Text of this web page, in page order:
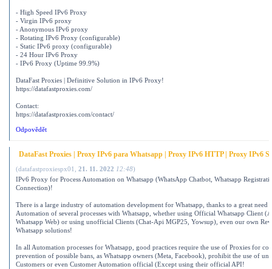
- High Speed ​​IPv6 Proxy
- Virgin IPv6 proxy
- Anonymous IPv6 proxy
- Rotating IPv6 Proxy (configurable)
- Static IPv6 proxy (configurable)
- 24 Hour IPv6 Proxy
- IPv6 Proxy (Uptime 99.9%)
DataFast Proxies | Definitive Solution in IPv6 Proxy!
https://datafastproxies.com/
Contact:
https://datafastproxies.com/contact/
Odpovědět
DataFast Proxies | Proxy IPv6 para Whatsapp | Proxy IPv6 HTTP | Proxy IPv6
(datafastproxiespx01 21. 11. 2022 12:48)
IPv6 Proxy for Process Automation on Whatsapp (WhatsApp Chatbot, Whatsapp
Connection)!
There is a large industry of automation development for Whatsapp, thanks to a great need
Automation of several processes with Whatsapp, whether using Official Whatsapp Client
Whatsapp Web) or using unofficial Clients (Chat-Api MGP25, Yowsup), even our own
Whatsapp solutions!
In all Automation processes for Whatsapp, good practices require the use of Proxies for
prevention of possible bans, as Whatsapp owners (Meta, Facebook), prohibit the use of
Customers or even Customer Automation official (Except using their official API!